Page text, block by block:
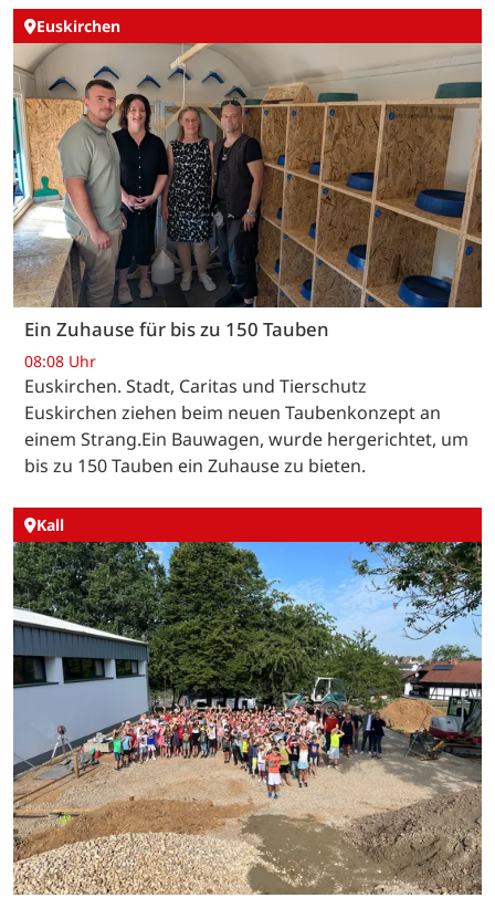
Euskirchen
Ein Zuhause für bis zu 150 Tauben
08:08 Uhr
Euskirchen. Stadt, Caritas und Tierschutz
Euskirchen ziehen beim neuen Taubenkonzept an
einem Strang.Ein Bauwagen, wurde hergerichtet, um
bis zu 150 Tauben ein Zuhause zu bieten.
Kall